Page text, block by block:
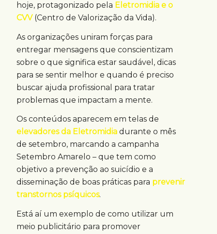
hoje, protagonizado pela Eletromidia e o
CVV(Centro de Valorização da Vida).
As organizações uniram forças para
entregar mensagens que conscientizam
sobre o que significa estar saudável, dicas
para se sentir melhor e quando é preciso
buscar ajuda profissional para tratar
problemas que impactam a mente.
Os conteúdos aparecem em telas de
elevadores da Eletromidiadurante o mês
de setembro, marcando a campanha
Setembro Amarelo – que tem como
objetivo a prevenção ao suicídio e a
disseminação de boas práticas para prevenir
transtornos psíquicos.
Está aí um exemplo de como utilizar um
meio publicitário para promover